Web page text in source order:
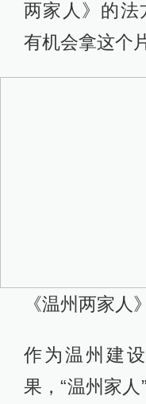
两家人》的法
有机会拿这个
《温州两家人
作为温州建
果，“温州家